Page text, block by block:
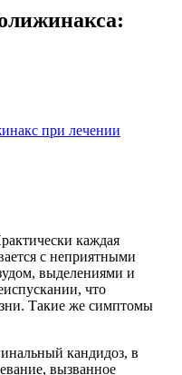
при лечении
каждая
с неприятными
выделениями и
что
Такие же симптомы
кандидоз, в
вызванное